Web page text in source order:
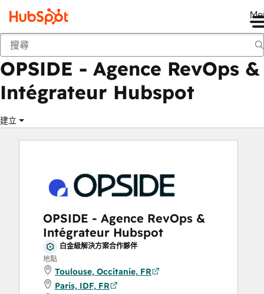
市集 解決方案合作夥伴
OPSIDE - Agence RevOps &
Intégrateur Hubspot
建立
OPSIDE - Agence RevOps &
Intégrateur Hubspot
白金級解決方案合作夥伴
地點
Toulouse, Occitanie, FR
Paris, IDF, FR